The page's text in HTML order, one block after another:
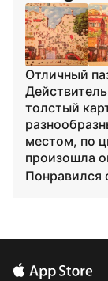
Отличный
толстый
местом, по
произошла
Понравился